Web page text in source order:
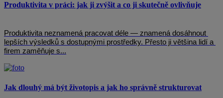
Produktivita v práci: jak ji zvýšit a co ji skutečně ovlivňuje
Produktivita neznamená pracovat déle — znamená dosáhnout
lepších výsledků s dostupnými prostředky. Přesto ji většina lidí a
firem zaměňuje s...
Jak dlouhý má být životopis a jak ho správně strukturovat